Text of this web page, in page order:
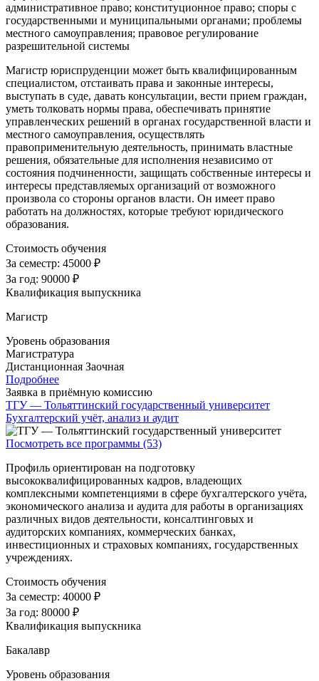
административное право; конституционное право; споры с
государственными и муниципальными органами; проблемы
местного самоуправления; правовое регулирование
разрешительной системы
Магистр юриспруденции может быть квалифицированным
специалистом, отстаивать права и законные интересы,
выступать в суде, давать консультации, вести прием граждан,
уметь толковать нормы права, обеспечивать принятие
управленческих решений в органах государственной власти и
местного самоуправления, осуществлять
правоприменительную деятельность, принимать властные
решения, обязательные для исполнения независимо от
состояния подчиненности, защищать собственные интересы и
интересы представляемых организаций от возможного
произвола со стороны органов власти. Он имеет право
работать на должностях, которые требуют юридического
образования.
Стоимость обучения
За семестр: 45000 ₽
За год: 90000 ₽
Квалификация выпускника
Магистр
Уровень образования
Магистратура
Дистанционная Заочная
Подробнее
Заявка в приёмную комиссию
ТГУ — Тольяттинский государственный университет
Бухгалтерский учёт, анализ и аудит
Посмотреть все программы (53)
Профиль ориентирован на подготовку
высококвалифицированных кадров, владеющих
комплексными компетенциями в сфере бухгалтерского учёта,
экономического анализа и аудита для работы в организациях
различных видов деятельности, консалтинговых и
аудиторских компаниях, коммерческих банках,
инвестиционных и страховых компаниях, государственных
учреждениях.
Стоимость обучения
За семестр: 40000 ₽
За год: 80000 ₽
Квалификация выпускника
Бакалавр
Уровень образования